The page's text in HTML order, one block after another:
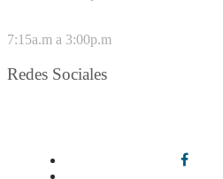
7:15a.m a 3:00p.m
Redes Sociales